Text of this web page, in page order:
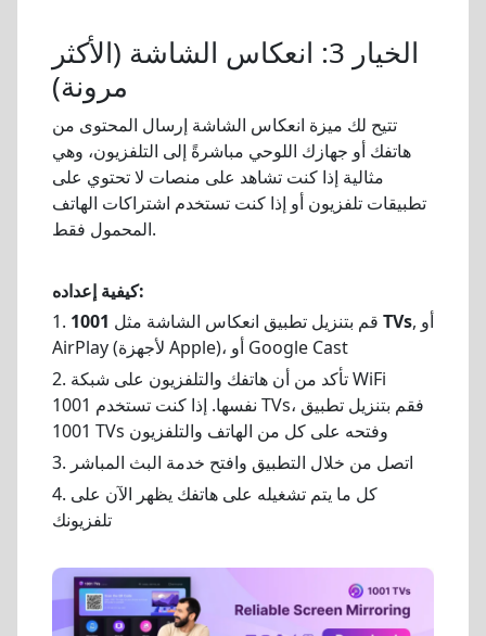
الخيار 3: انعكاس الشاشة (الأكثر
مرونة)
تتيح لك ميزة انعكاس الشاشة إرسال المحتوى من
هاتفك أو جهازك اللوحي مباشرةً إلى التلفزيون، وهي
مثالية إذا كنت تشاهد على منصات لا تحتوي على
تطبيقات تلفزيون أو إذا كنت تستخدم اشتراكات الهاتف
المحمول فقط.
كيفية إعداده:
1. قم بتنزيل تطبيق انعكاس الشاشة مثل 1001 TVs, أو
AirPlay (لأجهزة Apple)، أو Google Cast
2. تأكد من أن هاتفك والتلفزيون على شبكة WiFi
نفسها. إذا كنت تستخدم 1001 TVs، فقم بتنزيل تطبيق
1001 TVs وفتحه على كل من الهاتف والتلفزيون
3. اتصل من خلال التطبيق وافتح خدمة البث المباشر
4. كل ما يتم تشغيله على هاتفك يظهر الآن على
تلفزيونك